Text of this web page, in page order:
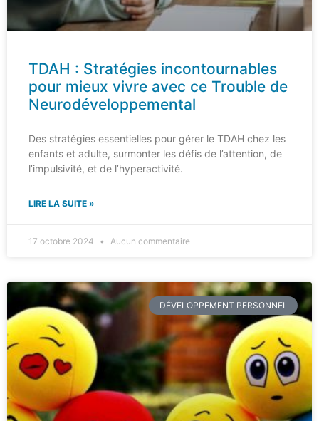
TDAH : Stratégies incontournables
pour mieux vivre avec ce Trouble de
Neurodéveloppemental
Des stratégies essentielles pour gérer le TDAH chez les
enfants et adulte, surmonter les défis de l’attention, de
l’impulsivité, et de l’hyperactivité.
LIRE LA SUITE »
17 octobre 2024 Aucun commentaire
DÉVELOPPEMENT PERSONNEL